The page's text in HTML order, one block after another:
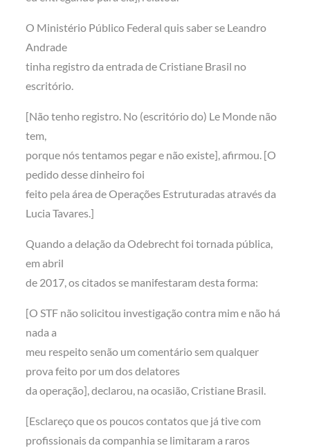
O Ministério Público Federal quis saber se Leandro
Andrade
tinha registro da entrada de Cristiane Brasil no
escritório.
[Não tenho registro. No (escritório do) Le Monde não
tem,
porque nós tentamos pegar e não existe], afirmou. [O
pedido desse dinheiro foi
feito pela área de Operações Estruturadas através da
Lucia Tavares.]
Quando a delação da Odebrecht foi tornada pública,
em abril
de 2017, os citados se manifestaram desta forma:
[O STF não solicitou investigação contra mim e não há
nada a
meu respeito senão um comentário sem qualquer
prova feito por um dos delatores
da operação], declarou, na ocasião, Cristiane Brasil.
[Esclareço que os poucos contatos que já tive com
profissionais da companhia se limitaram a raros